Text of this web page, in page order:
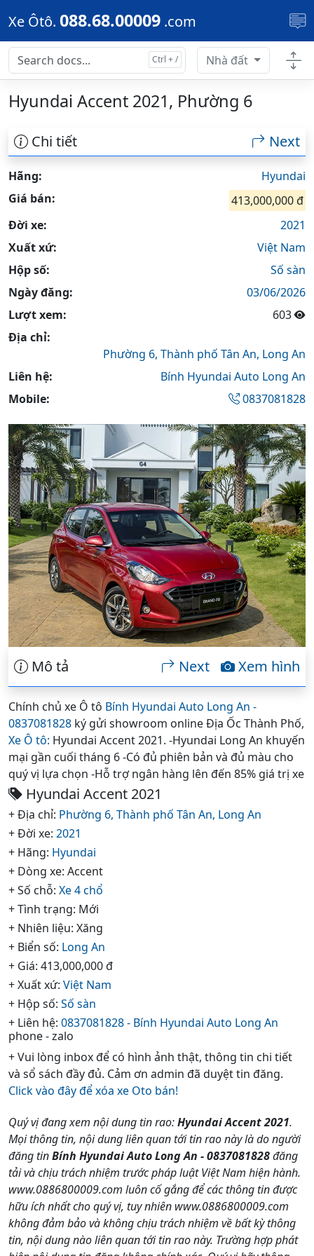
Skip to main content
Xe Ôtô. 088.68.00009 .com
Nhà đất
Hyundai Accent 2021, Phường 6
Chi tiết Next
Hãng:
Hyundai
Giá bán:
413,000,000 đ
Đời xe:
2021
Xuất xứ:
Việt Nam
Hộp số:
Số sàn
Ngày đăng:
03/06/2026
Lượt xem:
603
Địa chỉ:
Phường 6, Thành phố Tân An, Long An
Liên hệ:
Bính Hyundai Auto Long An
Mobile:
0837081828
Mô tả Xem hình
Next
Chính chủ xe Ô tô Bính Hyundai Auto Long An -
0837081828 ký gửi showroom online Địa Ốc Thành Phố,
Xe Ô tô: Hyundai Accent 2021. -Hyundai Long An khuyến
mại gần cuối tháng 6 -Có đủ phiên bản và đủ màu cho
quý vị lựa chọn -Hỗ trợ ngân hàng lên đến 85% giá trị xe
Hyundai Accent 2021
+ Địa chỉ: Phường 6, Thành phố Tân An, Long An
+ Đời xe: 2021
+ Hãng: Hyundai
+ Dòng xe: Accent
+ Số chỗ: Xe 4 chổ
+ Tình trạng: Mới
+ Nhiên liệu: Xăng
+ Biển số: Long An
+ Giá: 413,000,000 đ
+ Xuất xứ: Việt Nam
+ Hộp số: Số sàn
+ Liên hệ: 0837081828 - Bính Hyundai Auto Long An
phone - zalo
+ Vui lòng inbox để có hình ảnh thật, thông tin chi tiết
và sổ sách đầy đủ. Cảm ơn admin đã duyệt tin đăng.
Click vào đây để xóa xe Oto bán!
Quý vị đang xem nội dung tin rao:Hyundai Accent 2021.
Mọi thông tin, nội dung liên quan tới tin rao này là do người
đăng tinBính Hyundai Auto Long An - 0837081828đăng
tải và chịu trách nhiệm trước pháp luật Việt Nam hiện hành.
www.0886800009.com luôn cố gắng để các thông tin được
hữu ích nhất cho quý vị, tuy nhiên www.0886800009.com
không đảm bảo và không chịu trách nhiệm về bất kỳ thông
tin, nội dung nào liên quan tới tin rao này. Trường hợp phát